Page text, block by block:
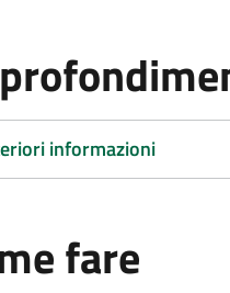
informazioni
fare